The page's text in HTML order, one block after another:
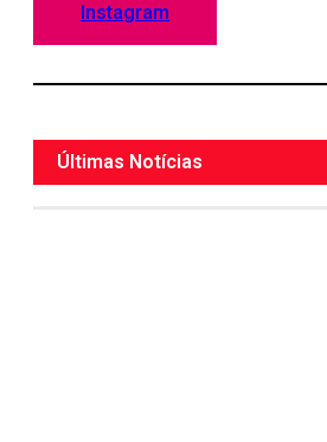
Instagram
Últimas Notícias